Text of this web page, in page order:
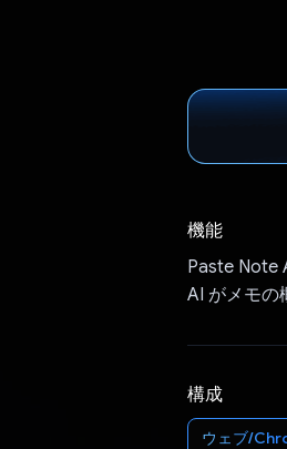
機能
Paste Note
AI がメモの
構成
ウェブ/